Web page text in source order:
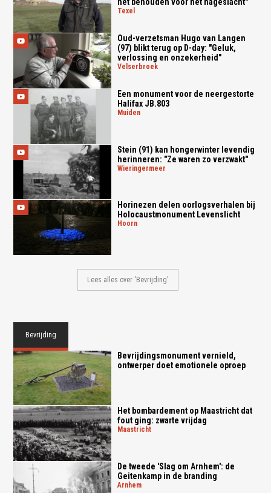
het behouden voor het nageslacht"
texel
Oud-verzetsman Hugo van Langen
(97) blikt terug op D-day: "Geluk,
verlossing en onzekerheid"
velserbroek
Een monument voor de neergestorte
Halifax JB.803
muiden
Stein (91) kan hongerwinter levendig
herinneren: "Ze waren zo verzwakt"
wieringermeer
Horinezen delen oorlogsverhalen bij
Holocaustmonument Levenslicht
hoorn
Lees alles over 'Bevrijding'
Bevrijding
Bevrijdingsmonument vernield,
ontwerper doet emotionele oproep
Het bombardement op Maastricht dat
fout ging: zwarte vrijdag
maastricht
De tweede 'Slag om Arnhem': de
Geitenkamp in de branding
arnhem